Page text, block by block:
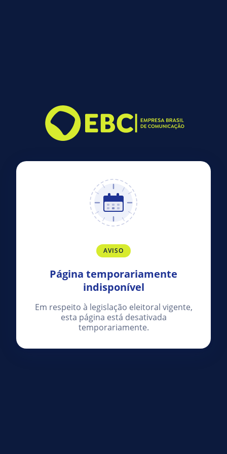
AVISO
Página temporariamente
indisponível
Em respeito à legislação eleitoral vigente,
esta página está desativada
temporariamente.